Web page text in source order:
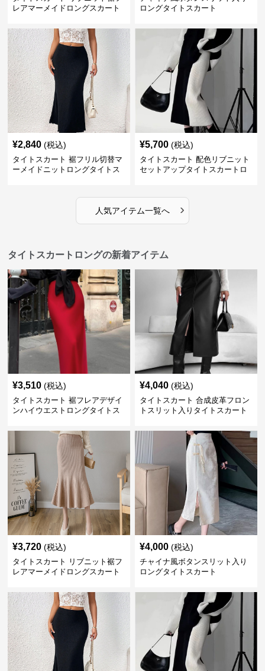
レアマーメイドロングスカート
ロングタイトスカート
¥2,840 (税込)
タイトスカート 裾フリル切替マ
ーメイドニットロングタイトス
¥5,700 (税込)
タイトスカート 配色リブニット
セットアップタイトスカートロ
人気アイテム一覧へ ›
タイトスカートロングの新着アイテム
¥3,510 (税込)
タイトスカート 裾フレアデザイ
ンハイウエストロングタイトス
¥4,040 (税込)
タイトスカート 合成皮革フロン
トスリット入りタイトスカート
¥3,720 (税込)
タイトスカート リブニット裾フ
レアマーメイドロングスカート
¥4,000 (税込)
チャイナ風ボタンスリット入り
ロングタイトスカート